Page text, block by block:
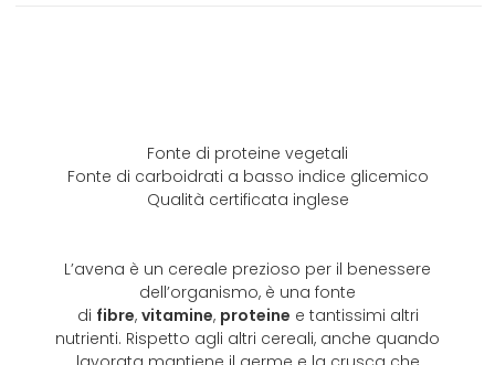
Fonte di proteine vegetali
Fonte di carboidrati a basso indice glicemico
Qualità certificata inglese
L’avena è un cereale prezioso per il benessere
dell’organismo, è una fonte
di fibre, vitamine, proteine e tantissimi altri
nutrienti. Rispetto agli altri cereali, anche quando